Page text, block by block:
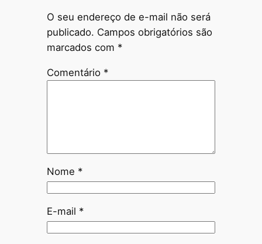
O seu endereço de e-mail não será
publicado. Campos obrigatórios são
marcados com *
Comentário *
Nome *
E-mail *